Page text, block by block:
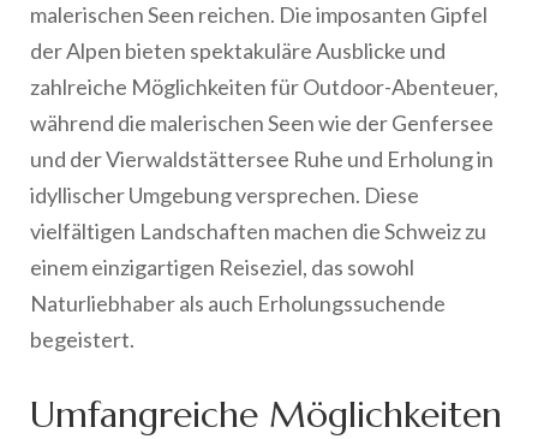
malerischen Seen reichen. Die imposanten Gipfel
der Alpen bieten spektakuläre Ausblicke und
zahlreiche Möglichkeiten für Outdoor-Abenteuer,
während die malerischen Seen wie der Genfersee
und der Vierwaldstättersee Ruhe und Erholung in
idyllischer Umgebung versprechen. Diese
vielfältigen Landschaften machen die Schweiz zu
einem einzigartigen Reiseziel, das sowohl
Naturliebhaber als auch Erholungssuchende
begeistert.
Umfangreiche Möglichkeiten